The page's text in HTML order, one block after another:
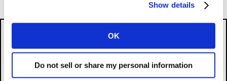
Show details
OK
Do not sell or share my personal information